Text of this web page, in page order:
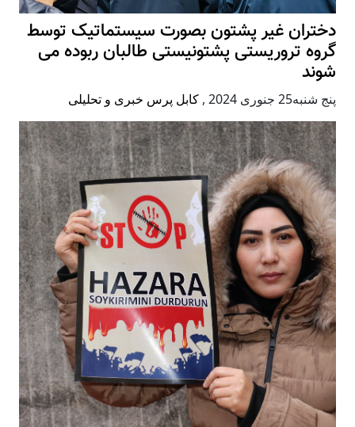
دختران غیر پشتون بصورت سیستماتیک توسط
گروه تروریستی پشتونیستی طالبان ربوده می
شوند
پنج شنبه25 جنوری 2024 , کابل پرس خبری و تحلیلی